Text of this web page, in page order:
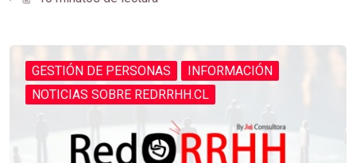
GESTIÓN DE PERSONAS
INFORMACIÓN
NOTICIAS SOBRE REDRRHH.CL